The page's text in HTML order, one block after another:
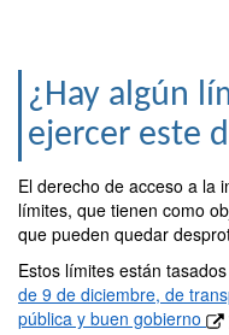
¿Hay algún
ejercer este
El derecho de acceso a la
límites, que tienen como
que pueden quedar
Estos límites están
de 9 de diciembre, de
pública y buen gobierno